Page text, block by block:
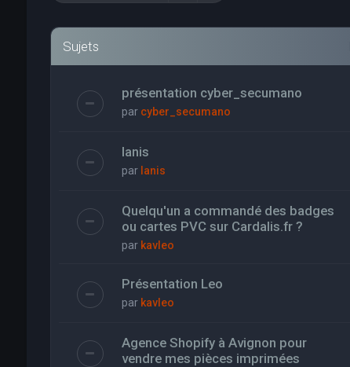
Sujets
présentation cyber_secumano
par cyber_secumano
Ianis
par Ianis
Quelqu'un a commandé des badges
ou cartes PVC sur Cardalis.fr ?
par kavleo
Présentation Leo
par kavleo
Agence Shopify à Avignon pour
vendre mes pièces imprimées